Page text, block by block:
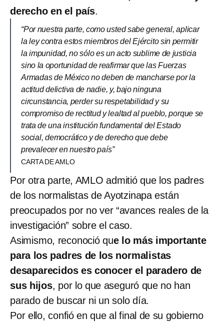
derecho en el país.
“Por nuestra parte, como usted sabe general, aplicar
la ley contra estos miembros del Ejército sin permitir
la impunidad, no sólo es un acto sublime de justicia
sino la oportunidad de reafirmar que las Fuerzas
Armadas de México no deben de mancharse por la
actitud delictiva de nadie, y, bajo ninguna
circunstancia, perder su respetabilidad y su
compromiso de rectitud y lealtad al pueblo, porque se
trata de una institución fundamental del Estado
social, democrático y de derecho que debe
prevalecer en nuestro país”
CARTA DE AMLO
Por otra parte, AMLO admitió que los padres
de los normalistas de Ayotzinapa están
preocupados por no ver “avances reales de la
investigación” sobre el caso.
Asimismo, reconoció que lo más importante
para los padres de los normalistas
desaparecidos es conocer el paradero de
sus hijos, por lo que aseguró que no han
parado de buscar ni un solo día.
Por ello, confió en que al final de su gobierno